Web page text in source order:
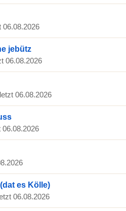
06.08.2026
jebütz
06.08.2026
06.08.2026
06.08.2026
es Kölle)
06.08.2026